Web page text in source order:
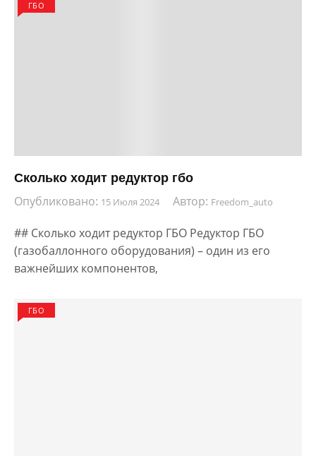
ГБО
Сколько ходит редуктор гбо
Опубликовано: 15 Июля 2024 Автор: Freedom_auto
## Сколько ходит редуктор ГБО Редуктор ГБО
(газобаллонного оборудования) – один из его
важнейших компонентов,
ГБО